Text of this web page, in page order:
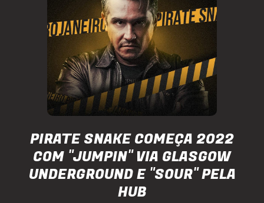
PIRATE SNAKE COMEÇA 2022
COM "JUMPIN" VIA GLASGOW
UNDERGROUND E "SOUR" PELA
HUB